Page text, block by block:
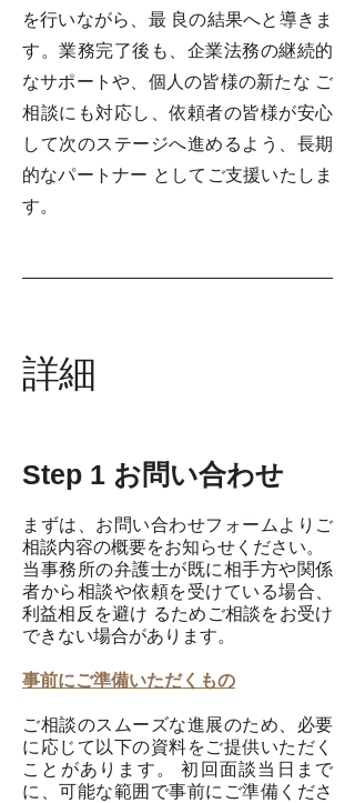
を⾏いながら、最 良の結果へと導きま
す。業務完了後も、企業法務の継続的
なサポートや、個⼈の皆様の新たな ご
相談にも対応し、依頼者の皆様が安⼼
して次のステージへ進めるよう、⻑期
的なパートナー としてご⽀援いたしま
す。
​詳細
Step 1 お問い合わせ
まずは、お問い合わせフォームよりご
相談内容の概要をお知らせください。
当事務所の弁護⼠が既に相⼿⽅や関係
者から相談や依頼を受けている場合、
利益相反を避け るためご相談をお受け
できない場合があります。
事前にご準備いただくもの
ご相談のスムーズな進展のため、必要
に応じて以下の資料をご提供いただく
ことがあります。 初回⾯談当⽇まで
に、可能な範囲で事前にご準備くださ